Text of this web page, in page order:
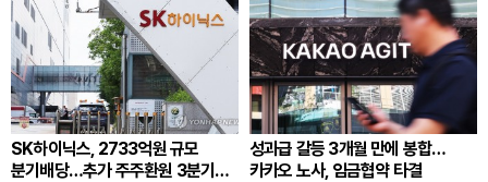
SK하이닉스, 2733억원 규모
분기배당…추가 주주환원 3분기
성과급 갈등 3개월 만에 봉합…
카카오 노사, 임금협약 타결